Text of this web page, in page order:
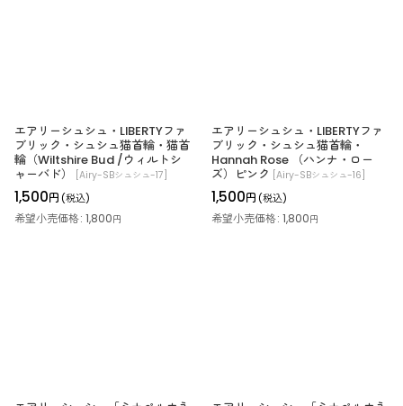
エアリーシュシュ・LIBERTYファ
ブリック・シュシュ猫首輪・猫首
輪（Wiltshire Bud /ウィルトシ
ャーバド）
[Airy-SBシュシュ-17]
1,500円 (税込)
希望小売価格: 1,800円
エアリーシュシュ・LIBERTYファ
ブリック・シュシュ猫首輪・
Hannah Rose （ハンナ・ロー
ズ）ピンク [Airy-SBシュシュ-16]
1,500円 (税込)
希望小売価格: 1,800円